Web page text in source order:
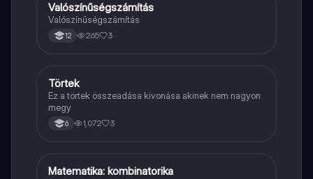
Matek
Valószínűségszámítás
Valószínűségszámítás
12 265 3
Matek
Törtek
Ez a törtek összeadása kivonása akinek nem nagyon
megy
6 1,072 3
Matek
Matematika: kombinatorika